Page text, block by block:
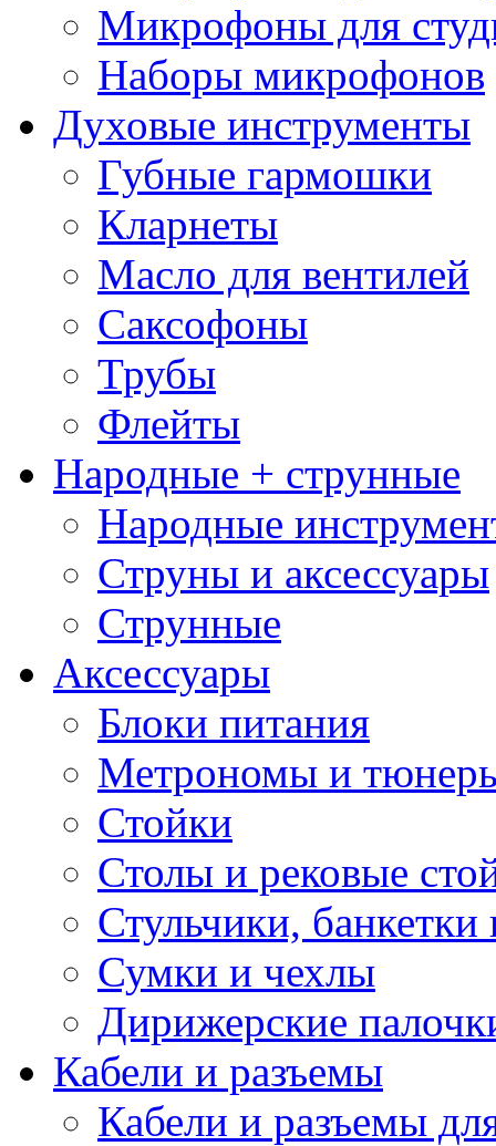
Микрофоны для
Наборы микрофонов
Духовые инструменты
Губные гармошки
Кларнеты
Масло для вентилей
Саксофоны
Трубы
Флейты
Народные + струнные
Народные
Струны и аксессуары
Струнные
Аксессуары
Блоки питания
Метрономы и
Стойки
Столы и рековые
Стульчики, банкетки
Сумки и чехлы
Дирижерские
Кабели и разъемы
Кабели и разъемы